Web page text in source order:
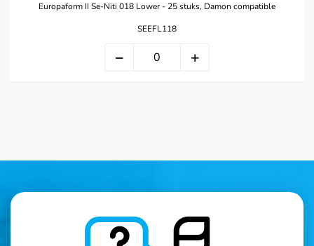
Europaform II Se-Niti 018 Lower - 25 stuks, Damon compatible
SEEFL118